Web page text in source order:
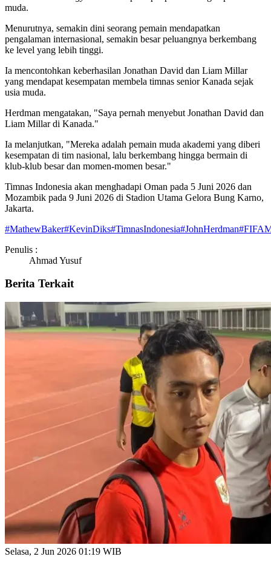
muda.
Menurutnya, semakin dini seorang pemain mendapatkan
pengalaman internasional, semakin besar peluangnya berkembang
ke level yang lebih tinggi.
Ia mencontohkan keberhasilan Jonathan David dan Liam Millar
yang mendapat kesempatan membela timnas senior Kanada sejak
usia muda.
Herdman mengatakan, "Saya pernah menyebut Jonathan David dan
Liam Millar di Kanada."
Ia melanjutkan, "Mereka adalah pemain muda akademi yang diberi
kesempatan di tim nasional, lalu berkembang hingga bermain di
klub-klub besar dan momen-momen besar."
Timnas Indonesia akan menghadapi Oman pada 5 Juni 2026 dan
Mozambik pada 9 Juni 2026 di Stadion Utama Gelora Bung Karno,
Jakarta.
#MathewBaker#KevinDiks#TimnasIndonesia#JohnHerdman#
Penulis :
Ahmad Yusuf
Berita Terkait
Selasa, 2 Jun 2026 01:19 WIB